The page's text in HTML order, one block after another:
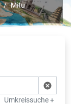
Mitu
Umkreissuche +